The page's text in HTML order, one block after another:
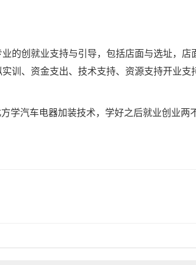
的创就业支持与引导，包括店面与选址，店
训、资金支出、技术支持、资源支持开业支
学汽车电器加装技术，学好之后就业创业两